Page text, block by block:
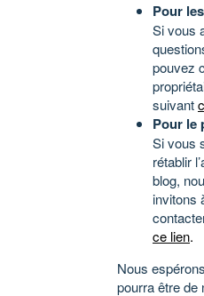
Pour
Si vous
pouvez
suivant
Pour le
Si vous
rétablir
blog,
invitons
ce lien.
Nous
pourra être de